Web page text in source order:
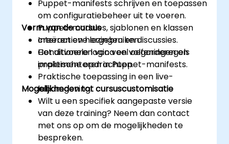
Puppet-manifests schrijven en toepassen
om configuratiebeheer uit te voeren.
Puppet-modules, sjablonen en klassen
creëren en hergebruiken.
Conditionele logica en volgorderegels
implementeren in Puppet-manifests.
Vorm van de cursus
Interactieve lezingen en discussies.
Het uitvoeren van veel oefeningen en
praktische opdrachten.
Praktische toepassing in een live-
labomgeving.
Mogelijkheden tot cursuscustomisatie
Wilt u een specifiek aangepaste versie
van deze training? Neem dan contact
met ons op om de mogelijkheden te
bespreken.